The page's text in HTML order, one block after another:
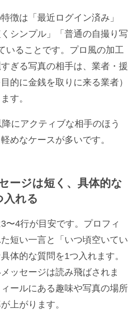
徴は「最近ログイン済み」
くシンプル」「普通の自撮り写
いることです。プロ風の加工
ぎる写真の相手は、業者・援
的に金銭を取りに来る業者）
す。
にアクティブな相手のほう
めなケースが多いです。
ージは短く、具体的な
入れる
〜4行が目安です。プロフィ
短い一言と「いつ頃空いてい
体的な質問を1つ入れます。
ッセージは読み飛ばされま
ールにある趣味や写真の場所
上がります。